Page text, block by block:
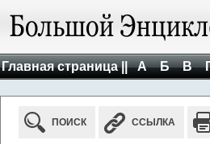
Главная страница || А Б В
ПОИСК ССЫЛКА